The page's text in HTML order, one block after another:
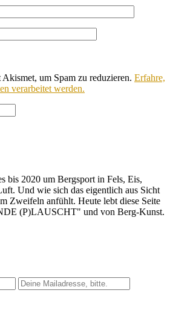
um Spam zu reduzieren. Erfahre,
verarbeitet werden.
bis 2020 um Bergsport in Fels, Eis,
Und wie sich das eigentlich aus Sicht
Zweifeln anfühlt. Heute lebt diese Seite
(P)LAUSCHT" und von Berg-Kunst.